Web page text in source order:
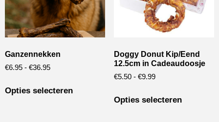
Ganzennekken
€6.95 - €36.95
Opties selecteren
Doggy Donut Kip/Eend
12.5cm in Cadeaudoosje
€5.50 - €9.99
Opties selecteren